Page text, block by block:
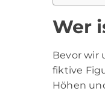
Wer
Bevor wir
fiktive
Höhen